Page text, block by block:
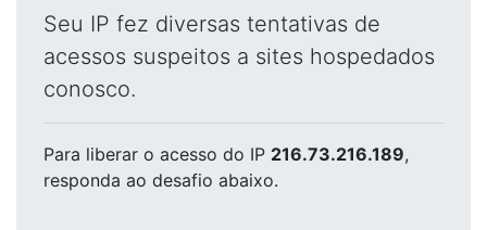
Seu IP fez diversas tentativas de
acessos suspeitos a sites hospedados
conosco.
Para liberar o acesso do IP 216.73.216.189,
responda ao desafio abaixo.